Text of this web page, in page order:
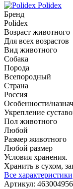
Polidex
Бренд
Polidex
Возраст животного
Для всех возрастов
Вид животного
Собака
Порода
Всепородный
Страна
Россия
Особенности/
Укрепление
Пол животного
Любой
Размер животного
Любой размер
Условия хранения.
Хранить в сухом,
Все характеристики
Артикул: